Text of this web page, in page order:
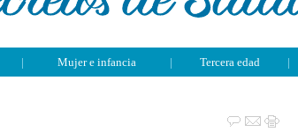
| Mujer e infancia | Tercera edad |